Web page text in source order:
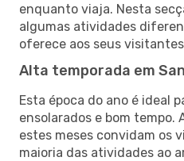
enquanto viaja. Nesta
algumas atividades
oferece aos seus
Alta temporada em
Esta época do ano é ideal
ensolarados e bom
estes meses convidam os
maioria das atividades ao